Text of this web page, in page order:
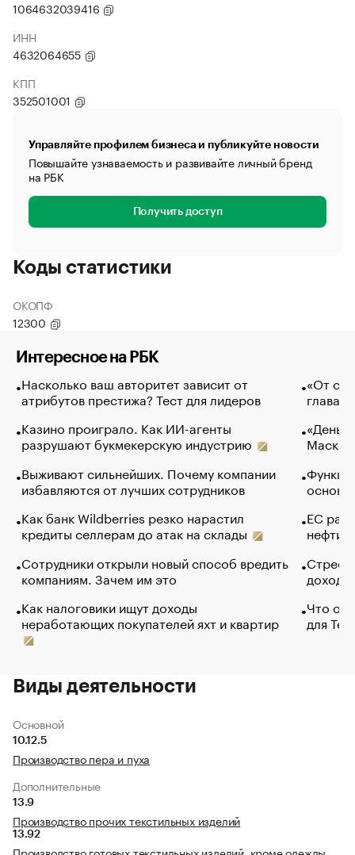
1064632039416
ИНН
4632064655
КПП
352501001
Управляйте профилем бизнеса и публикуйте новости
Повышайте узнаваемость и развивайте личный бренд
на РБК
Получить доступ
Коды статистики
ОКОПФ
12300
Интересное на РБК
Насколько ваш авторитет зависит от
атрибутов престижа? Тест для лидеров
Казино проиграло. Как ИИ-агенты
разрушают букмекерскую индустрию
Выживают сильнейших. Почему компании
избавляются от лучших сотрудников
Как банк Wildberries резко нарастил
кредиты селлерам до атак на склады
Сотрудники открыли новый способ вредить
компаниям. Зачем им это
Как налоговики ищут доходы
неработающих покупателей яхт и квартир
«От
глава
Маск в
основ
ЕС
нефти
Что
для
Виды деятельности
Основной
10.12.5
Производство пера и пуха
Дополнительные
13.9
Производство прочих текстильных изделий
13.92